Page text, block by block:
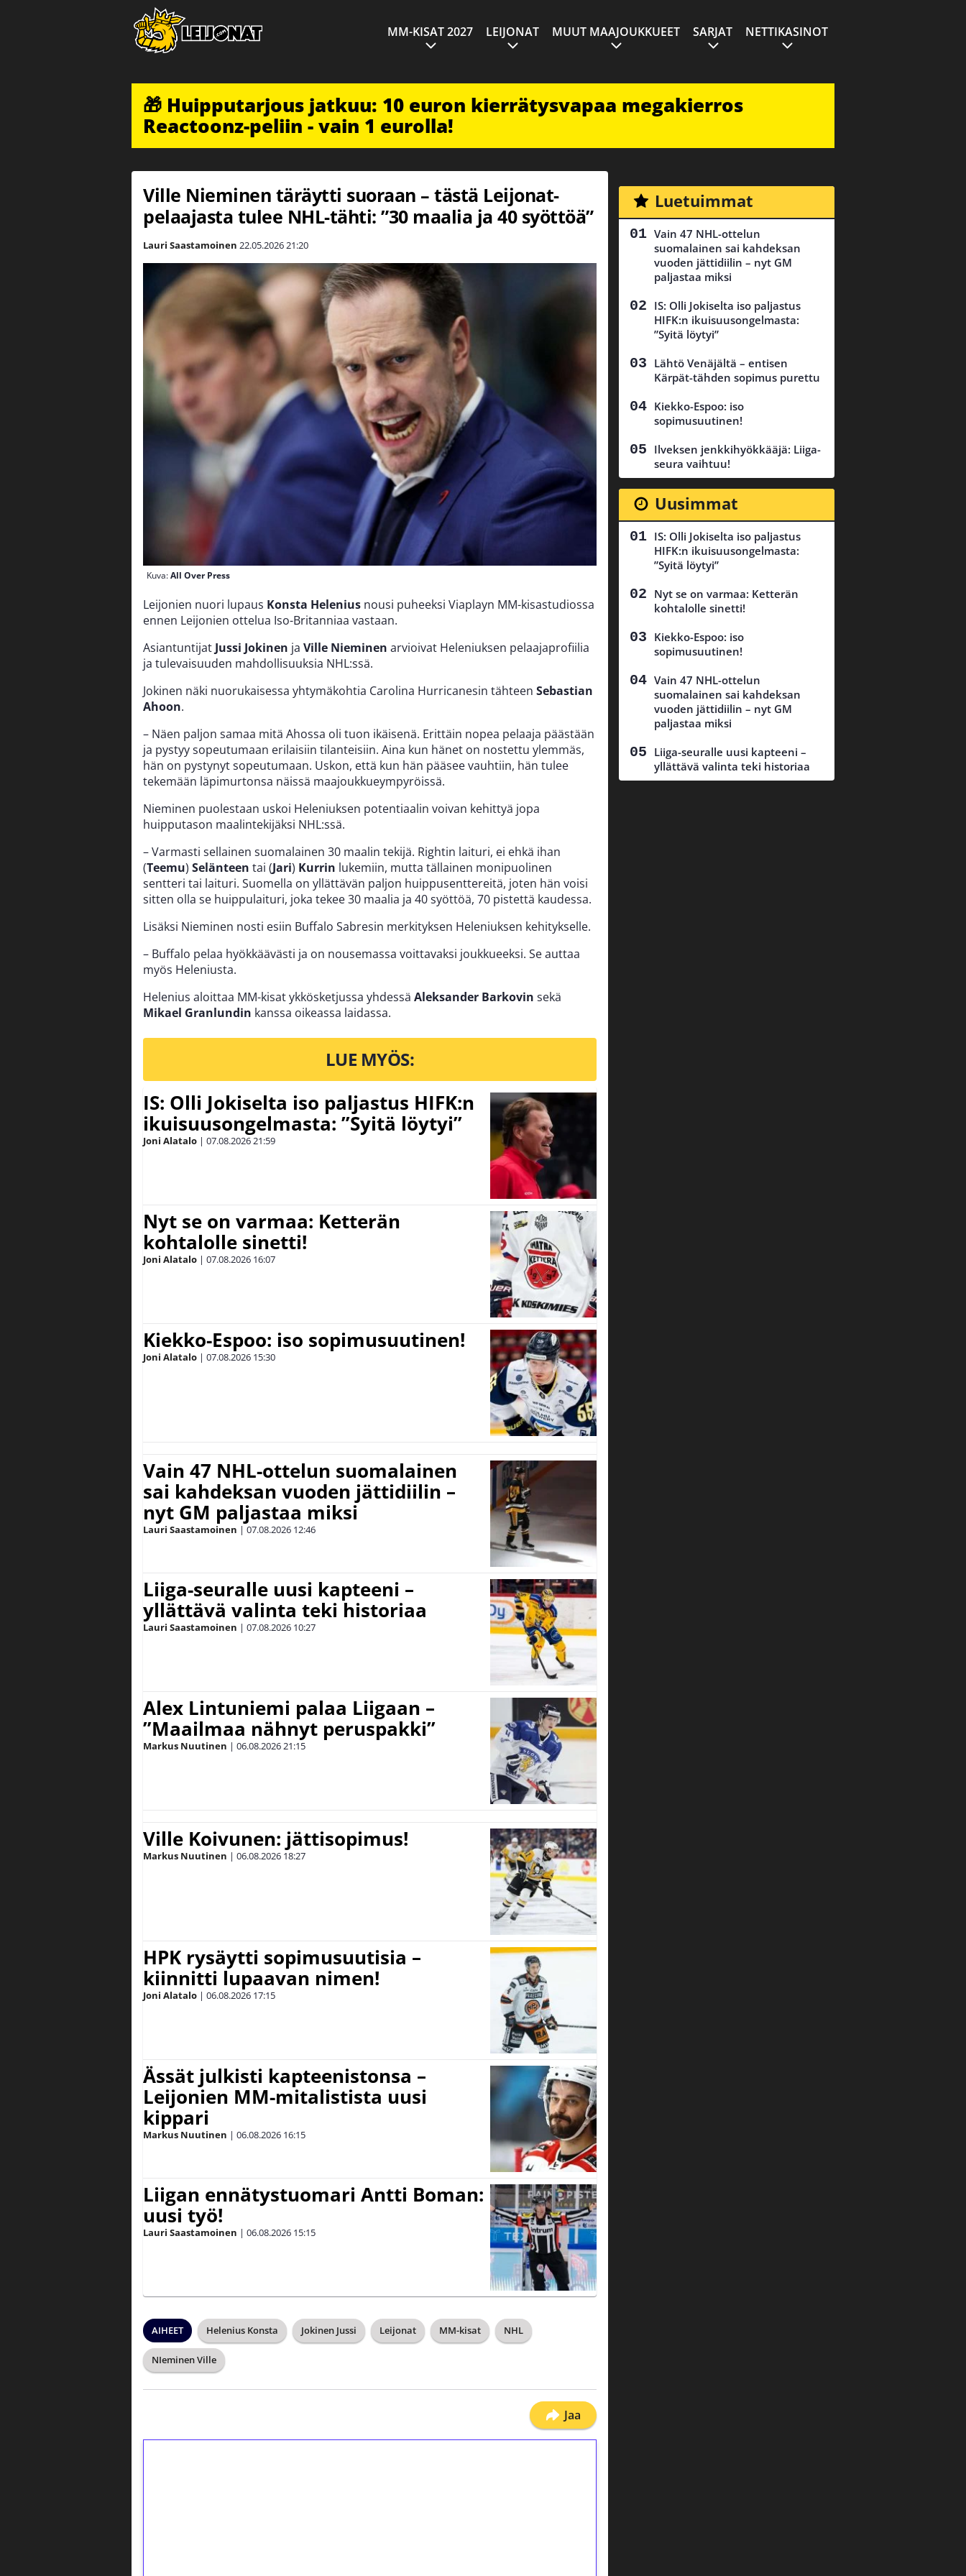
MM-KISAT 2027 LEIJONAT MUUT MAAJOUKKUEET SARJAT NETTIKASINOT
🎁 Huipputarjous jatkuu: 10 euron kierrätysvapaa megakierros
Reactoonz-peliin - vain 1 eurolla!
Ville Nieminen täräytti suoraan – tästä Leijonat-
pelaajasta tulee NHL-tähti: ”30 maalia ja 40 syöttöä”
Lauri Saastamoinen 22.05.202621:20
Kuva:All Over Press
Leijonien nuori lupaus Konsta Helenius nousi puheeksi Viaplayn MM-kisastudiossa
ennen Leijonien ottelua Iso-Britanniaa vastaan.
Asiantuntijat Jussi Jokinen ja Ville Nieminen arvioivat Heleniuksen pelaajaprofiilia
ja tulevaisuuden mahdollisuuksia NHL:ssä.
Jokinen näki nuorukaisessa yhtymäkohtia Carolina Hurricanesin tähteen Sebastian
Ahoon.
– Näen paljon samaa mitä Ahossa oli tuon ikäisenä. Erittäin nopea pelaaja päästään
ja pystyy sopeutumaan erilaisiin tilanteisiin. Aina kun hänet on nostettu ylemmäs,
hän on pystynyt sopeutumaan. Uskon, että kun hän pääsee vauhtiin, hän tulee
tekemään läpimurtonsa näissä maajoukkueympyröissä.
Nieminen puolestaan uskoi Heleniuksen potentiaalin voivan kehittyä jopa
huipputason maalintekijäksi NHL:ssä.
– Varmasti sellainen suomalainen 30 maalin tekijä. Rightin laituri, ei ehkä ihan
(Teemu) Selänteen tai (Jari) Kurrin lukemiin, mutta tällainen monipuolinen
sentteri tai laituri. Suomella on yllättävän paljon huippusenttereitä, joten hän voisi
sitten olla se huippulaituri, joka tekee 30 maalia ja 40 syöttöä, 70 pistettä kaudessa.
Lisäksi Nieminen nosti esiin Buffalo Sabresin merkityksen Heleniuksen kehitykselle.
– Buffalo pelaa hyökkäävästi ja on nousemassa voittavaksi joukkueeksi. Se auttaa
myös Heleniusta.
Helenius aloittaa MM-kisat ykkösketjussa yhdessä Aleksander Barkovin sekä
Mikael Granlundin kanssa oikeassa laidassa.
LUE MYÖS:
IS: Olli Jokiselta iso paljastus HIFK:n
ikuisuusongelmasta: ”Syitä löytyi”
Joni Alatalo | 07.08.202621:59
Nyt se on varmaa: Ketterän
kohtalolle sinetti!
Joni Alatalo | 07.08.2026 16:07
Kiekko-Espoo: iso sopimusuutinen!
Joni Alatalo | 07.08.2026 15:30
Vain 47 NHL-ottelun suomalainen
sai kahdeksan vuoden jättidiilin –
nyt GM paljastaa miksi
Lauri Saastamoinen | 07.08.2026 12:46
Liiga-seuralle uusi kapteeni –
yllättävä valinta teki historiaa
Lauri Saastamoinen | 07.08.2026 10:27
Alex Lintuniemi palaa Liigaan –
”Maailmaa nähnyt peruspakki”
Markus Nuutinen | 06.08.202621:15
Ville Koivunen: jättisopimus!
Markus Nuutinen | 06.08.2026 18:27
HPK rysäytti sopimusuutisia –
kiinnitti lupaavan nimen!
Joni Alatalo | 06.08.2026 17:15
Ässät julkisti kapteenistonsa –
Leijonien MM-mitalistista uusi
kippari
Markus Nuutinen | 06.08.2026 16:15
Liigan ennätystuomari Antti Boman:
uusi työ!
Lauri Saastamoinen | 06.08.2026 15:15
AIHEET Helenius Konsta Jokinen Jussi Leijonat MM-kisat NHL
NIeminen Ville
Jaa
Luetuimmat
Vain 47 NHL-ottelun
suomalainen sai kahdeksan
vuoden jättidiilin – nyt GM
paljastaa miksi
IS: Olli Jokiselta iso paljastus
HIFK:n ikuisuusongelmasta:
”Syitä löytyi”
Lähtö Venäjältä – entisen
Kärpät-tähden sopimus purettu
Kiekko-Espoo: iso
sopimusuutinen!
Ilveksen jenkkihyökkääjä: Liiga-
seura vaihtuu!
Uusimmat
IS: Olli Jokiselta iso paljastus
HIFK:n ikuisuusongelmasta:
”Syitä löytyi”
Nyt se on varmaa: Ketterän
kohtalolle sinetti!
Kiekko-Espoo: iso
sopimusuutinen!
Vain 47 NHL-ottelun
suomalainen sai kahdeksan
vuoden jättidiilin – nyt GM
paljastaa miksi
Liiga-seuralle uusi kapteeni –
yllättävä valinta teki historiaa